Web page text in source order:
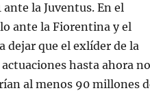
la Juventus. En el
ante la Fiorentina y el
dejar que el exlíder de la
hasta ahora no
al menos 90 millones